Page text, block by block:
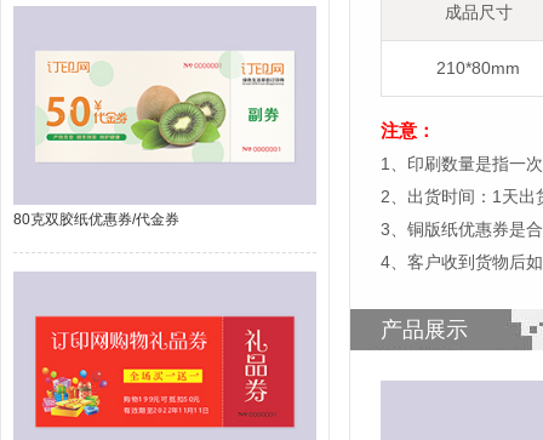
80克双胶纸优惠券/代金券
成品尺寸
210*80mm
注意：
1、印刷数量是指一
2、出货时间：1天出
3、铜版纸优惠券是
4、客户收到货物后
产品展示